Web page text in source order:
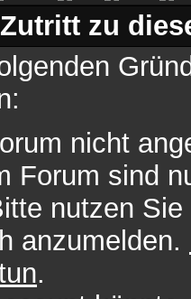
zu
nicht
Forum sind
nutzen
anzumelden.
.